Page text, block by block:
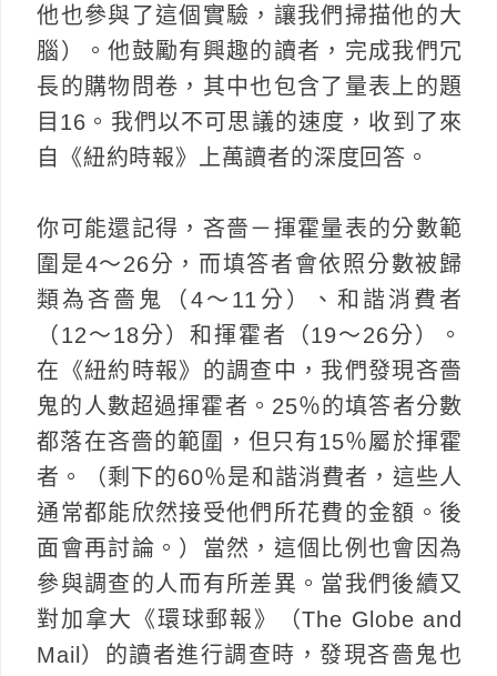
他也參與了這個實驗，讓我們掃描他的大
腦）。他鼓勵有興趣的讀者，完成我們冗
長的購物問卷，其中也包含了量表上的題
目16。我們以不可思議的速度，收到了來
自《紐約時報》上萬讀者的深度回答。
你可能還記得，吝嗇－揮霍量表的分數範
圍是4～26分，而填答者會依照分數被歸
類為吝嗇鬼（4～11分）、和諧消費者
（12～18分）和揮霍者（19～26分）。
在《紐約時報》的調查中，我們發現吝嗇
鬼的人數超過揮霍者。25％的填答者分數
都落在吝嗇的範圍，但只有15％屬於揮霍
者。（剩下的60％是和諧消費者，這些人
通常都能欣然接受他們所花費的金額。後
面會再討論。）當然，這個比例也會因為
參與調查的人而有所差異。當我們後續又
對加拿大《環球郵報》（The Globe and
Mail）的讀者進行調查時，發現吝嗇鬼也